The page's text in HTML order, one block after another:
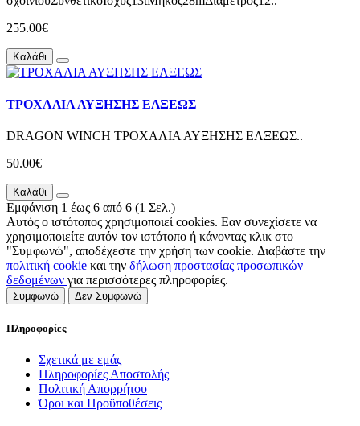
255.00€
Καλάθι
ΤΡΟΧΑΛΙΑ ΑΥΞΗΣΗΣ ΕΛΞΕΩΣ
DRAGON WINCH ΤΡΟΧΑΛΙΑ ΑΥΞΗΣΗΣ ΕΛΞΕΩΣ..
50.00€
Καλάθι
Εμφάνιση 1 έως 6 από 6 (1 Σελ.)
Αυτός ο ιστότοπος χρησιμοποιεί cookies. Εαν συνεχίσετε να
χρησιμοποιείτε αυτόν τον ιστότοπο ή κάνοντας κλικ στο
"Συμφωνώ", αποδέχεστε την χρήση των cookie. Διαβάστε την
πολιτική cookie και την δήλωση προστασίας προσωπικών
δεδομένων για περισσότερες πληροφορίες.
Συμφωνώ Δεν Συμφωνώ
Πληροφορίες
Σχετικά με εμάς
Πληροφορίες Αποστολής
Πολιτική Απορρήτου
Όροι και Προϋποθέσεις